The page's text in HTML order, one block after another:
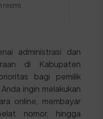
administrasi dan
di Kabupaten
bagi pemilik
ingin melakukan
online, membayar
nomor, hingga